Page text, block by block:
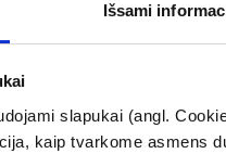
Išsami
slapukai (angl.
kaip tvarkome asmens